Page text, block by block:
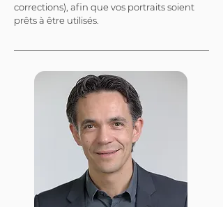
corrections), afin que vos portraits soient
prêts à être utilisés.